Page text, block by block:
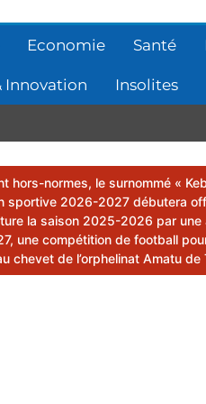
Economie Santé
Innovation Insolites
hors-normes, le surnommé «
sportive 2026-2027 débutera
la saison 2025-2026 par
une compétition de football
chevet de l’orphelinat Amatu de